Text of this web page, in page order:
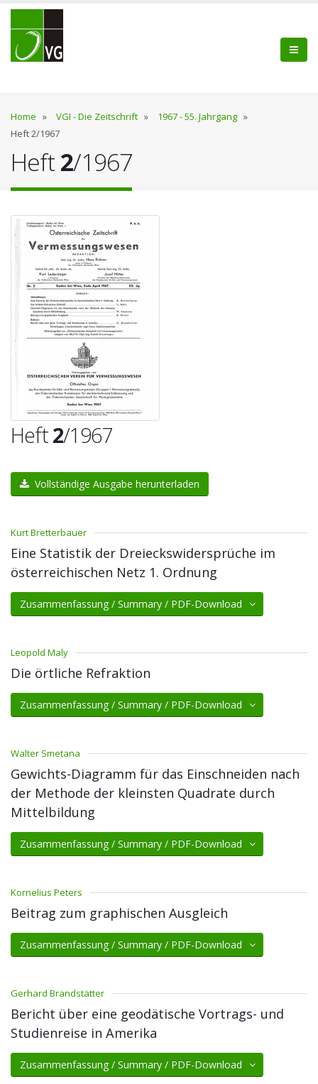
Home » VGI - Die Zeitschrift » 1967 - 55. Jahrgang »
Heft 2/1967
Heft2/1967
Heft2/1967
Vollständige Ausgabe herunterladen
Kurt Bretterbauer
Eine Statistik der Dreieckswidersprüche im
österreichischen Netz 1. Ordnung
Zusammenfassung / Summary / PDF-Download
Leopold Maly
Die örtliche Refraktion
Zusammenfassung / Summary / PDF-Download
Walter Smetana
Gewichts-Diagramm für das Einschneiden nach
der Methode der kleinsten Quadrate durch
Mittelbildung
Zusammenfassung / Summary / PDF-Download
Kornelius Peters
Beitrag zum graphischen Ausgleich
Zusammenfassung / Summary / PDF-Download
Gerhard Brandstätter
Bericht über eine geodätische Vortrags- und
Studienreise in Amerika
Zusammenfassung / Summary / PDF-Download